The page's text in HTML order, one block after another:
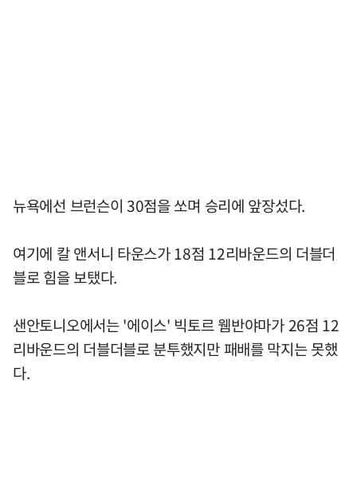
뉴욕에선 브런슨이 30점을 쏘며 승리에 앞장섰다.
여기에 칼 앤서니 타운스가 18점 12리바운드의 더블더
블로 힘을 보탰다.
샌안토니오에서는 '에이스' 빅토르 웸반야마가 26점 12
리바운드의 더블더블로 분투했지만 패배를 막지는 못했
다.